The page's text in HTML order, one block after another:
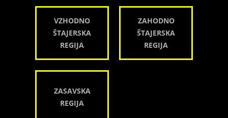
VZHODNO
ŠTAJERSKA
REGIJA
ZAHODNO
ŠTAJERSKA
REGIJA
ZASAVSKA
REGIJA